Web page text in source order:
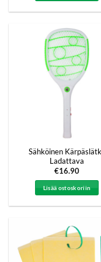
Sähköinen
Ladattava
€16.90
Lisää ostoskoriin